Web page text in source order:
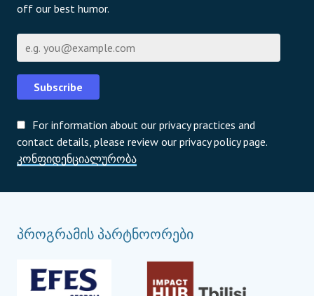
off our best humor.
ელფოსტა
Subscribe
For information about our privacy practices and
contact details, please review our privacy policy page.
კონფიდენციალურობა
პროგრამის პარტნოორები